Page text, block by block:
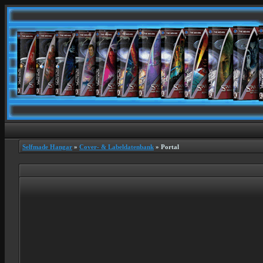
Selfmade Hangar » Cover- & Labeldatenbank » Portal